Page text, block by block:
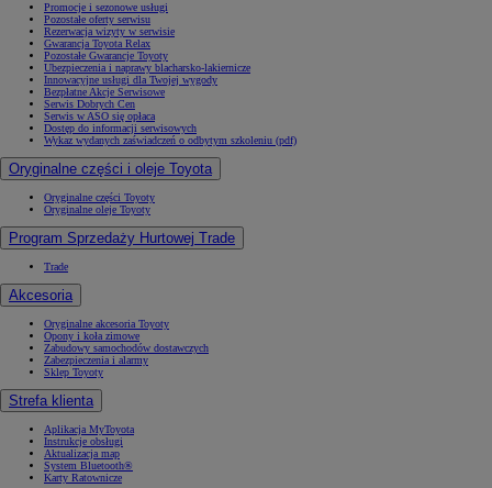
Promocje i sezonowe usługi
Pozostałe oferty serwisu
Rezerwacja wizyty w serwisie
Gwarancja Toyota Relax
Pozostałe Gwarancje Toyoty
Ubezpieczenia i naprawy blacharsko-lakiernicze
Innowacyjne usługi dla Twojej wygody
Bezpłatne Akcje Serwisowe
Serwis Dobrych Cen
Serwis w ASO się opłaca
Dostęp do informacji serwisowych
Wykaz wydanych zaświadczeń o odbytym szkoleniu (pdf)
Oryginalne części i oleje Toyota
Oryginalne części Toyoty
Oryginalne oleje Toyoty
Program Sprzedaży Hurtowej Trade
Trade
Akcesoria
Oryginalne akcesoria Toyoty
Opony i koła zimowe
Zabudowy samochodów dostawczych
Zabezpieczenia i alarmy
Sklep Toyoty
Strefa klienta
Aplikacja MyToyota
Instrukcje obsługi
Aktualizacja map
System Bluetooth®
Karty Ratownicze